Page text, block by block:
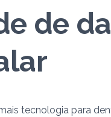
de
tecnologia para